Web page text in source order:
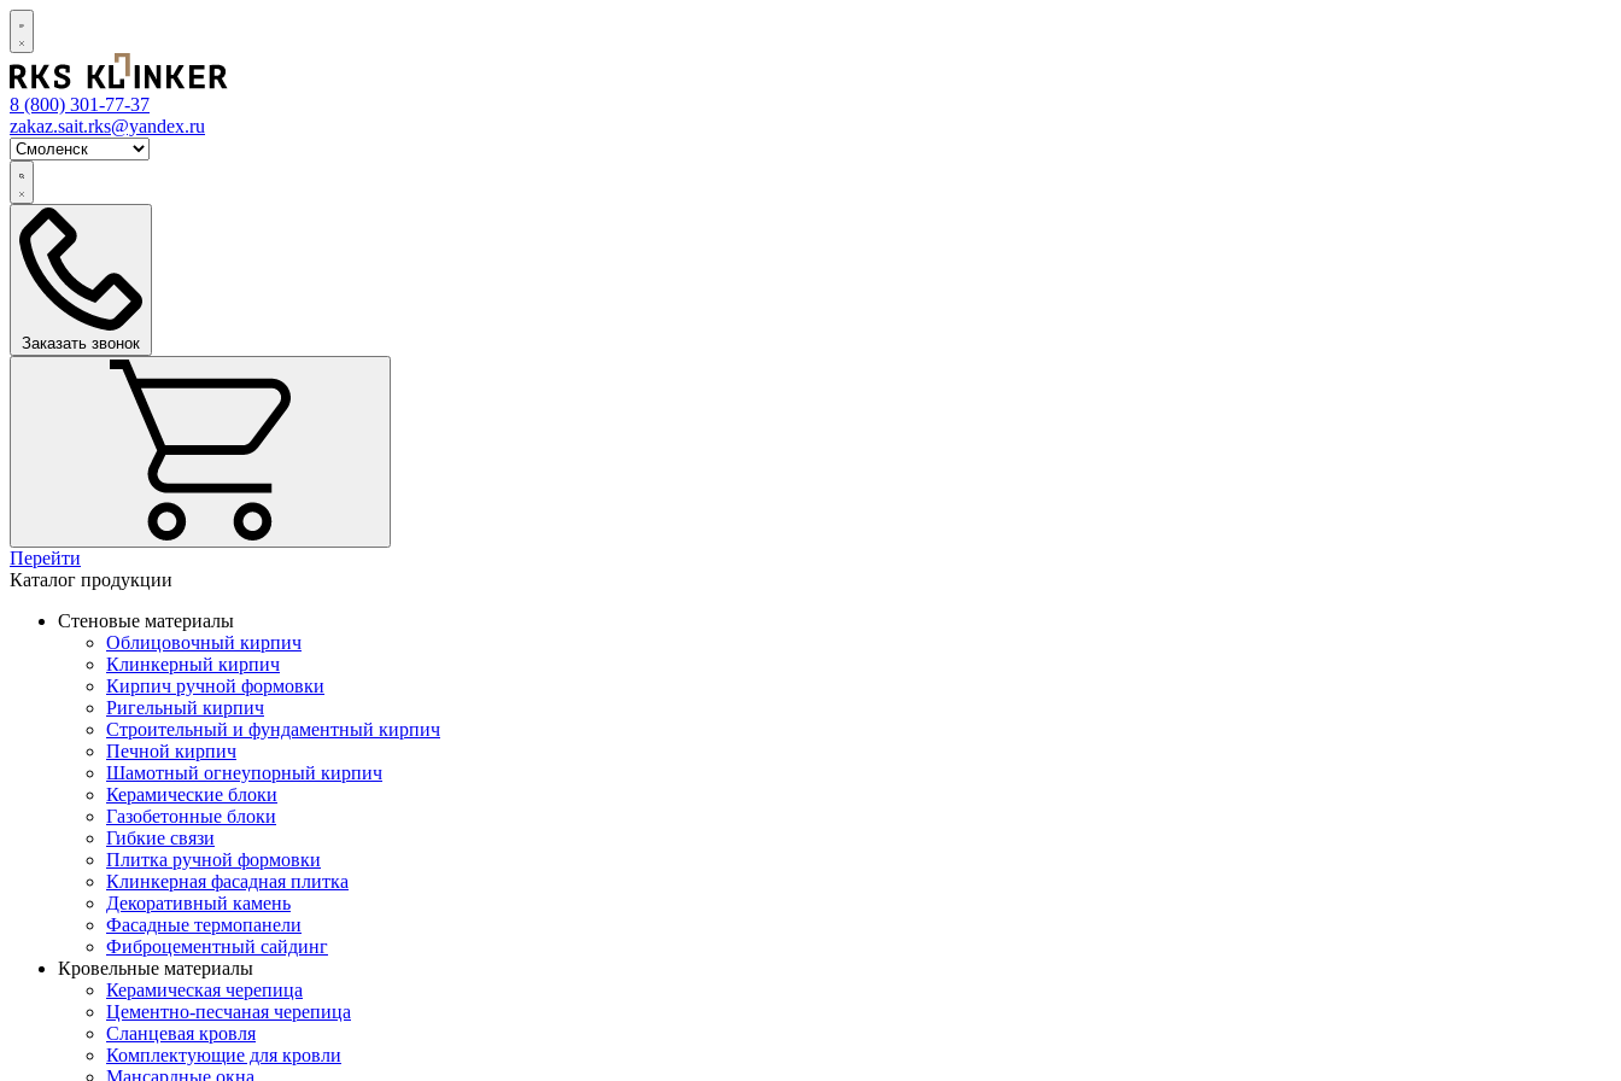
8 (800) 301-77-37
zakaz.sait.rks@yandex.ru
Заказать звонок
Перейти
Каталог продукции
Стеновые материалы
Облицовочный кирпич
Клинкерный кирпич
Кирпич ручной формовки
Ригельный кирпич
Строительный и фундаментный кирпич
Печной кирпич
Шамотный огнеупорный кирпич
Керамические блоки
Газобетонные блоки
Гибкие связи
Плитка ручной формовки
Клинкерная фасадная плитка
Декоративный камень
Фасадные термопанели
Фиброцементный сайдинг
Кровельные материалы
Керамическая черепица
Цементно-песчаная черепица
Сланцевая кровля
Комплектующие для кровли
Мансардные окна